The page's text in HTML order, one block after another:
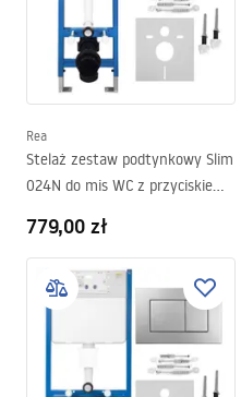
Rea
Stelaż zestaw podtynkowy Slim
024N do mis WC z przyciskiem
779,00 zł